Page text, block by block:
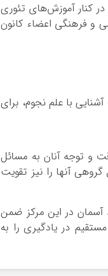
کنار آموزش‌های تئوری
و فرهنگی اعضاء کانون
با علم نجوم، برای
و توجه آنان به مسائل
آنها را نیز تقویت
آسمان در این مرکز ضمن
در یادگیری را به